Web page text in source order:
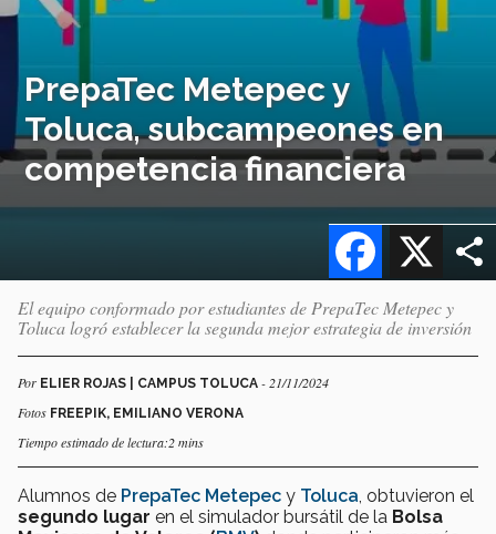
PrepaTec Metepec y
Toluca, subcampeones en
competencia financiera
X
Facebook
El equipo conformado por estudiantes de PrepaTec Metepec y
Toluca logró establecer la segunda mejor estrategia de inversión
Por ELIER ROJAS | CAMPUS TOLUCA - 21/11/2024
Fotos FREEPIK, EMILIANO VERONA
Tiempo estimado de lectura:2 mins
Alumnos de PrepaTec Metepec y Toluca , obtuvieron el
segundo lugar en el simulador bursátil de la Bolsa